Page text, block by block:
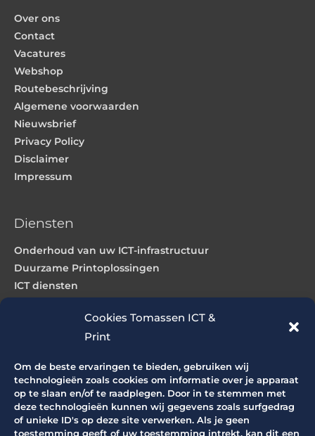
Cookies Tomassen ICT &
Print
Om de beste ervaringen te bieden, gebruiken wij
technologieën zoals cookies om informatie over je apparaat
op te slaan en/of te raadplegen. Door in te stemmen met
deze technologieën kunnen wij gegevens zoals surfgedrag
of unieke ID's op deze site verwerken. Als je geen
toestemming geeft of uw toestemming intrekt, kan dit een
Over ons
Contact
Vacatures
Webshop
Routebeschrijving
Algemene voorwaarden
Nieuwsbrief
Privacy Policy
Disclaimer
Impressum
Diensten
Onderhoud van uw ICT-infrastructuur
Duurzame Printoplossingen
ICT diensten
ICT producten
Grootformaat printers
Grootformaat scanners
Productie printers